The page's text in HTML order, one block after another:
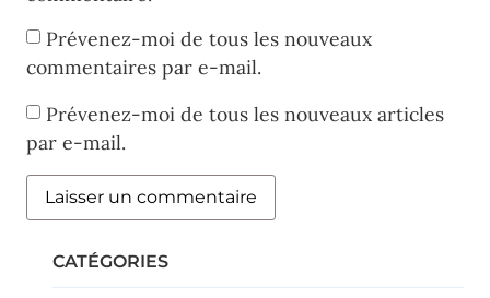
Prévenez-moi de tous les nouveaux
commentaires par e-mail.
Prévenez-moi de tous les nouveaux articles
par e-mail.
CATÉGORIES